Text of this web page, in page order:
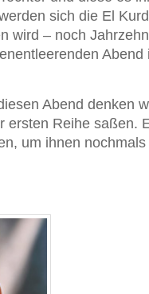
sich die El
wird – noch
Abend
Abend denken
ersten Reihe saßen.
um ihnen